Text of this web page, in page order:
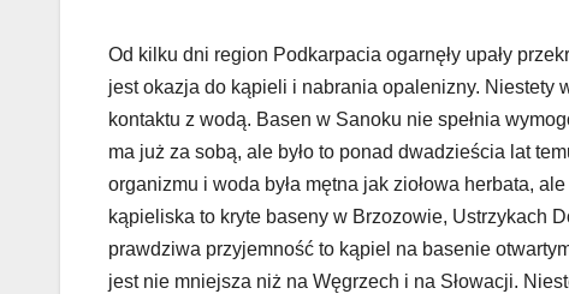
Od kilku dni region Podkarpacia ogarnęły upały
jest okazja do kąpieli i nabrania opalenizny.
kontaktu z wodą. Basen w Sanoku nie spełnia
ma już za sobą, ale było to ponad dwadzieścia lat
organizmu i woda była mętna jak ziołowa herbata,
kąpieliska to kryte baseny w Brzozowie, Ustrzykach
prawdziwa przyjemność to kąpiel na basenie
jest nie mniejsza niż na Węgrzech i na Słowacji.